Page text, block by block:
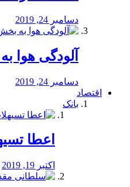
دسامبر 24, 2019
آلودگی هوا
دسامبر 24, 2019
اقتصاد
بانک
️اعطا
اکتبر 19, 2019